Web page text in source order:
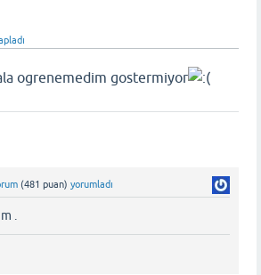
ogrenemedim gostermiyor
(481 puan) yorumladı
.